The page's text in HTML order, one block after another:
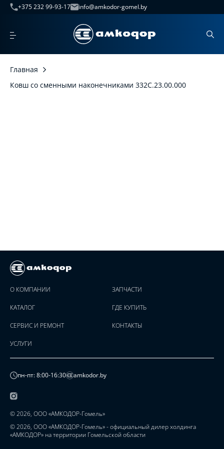
+375 232 99-93-17 info@amkodor-gomel.by
Главная
Ковш со сменными наконечниками 332С.23.00.000
О КОМПАНИИ
КАТАЛОГ
СЕРВИС И РЕМОНТ
УСЛУГИ
ЗАПЧАСТИ
ГДЕ КУПИТЬ
КОНТАКТЫ
пн-пт: 8:00-16:30 amkodor.by
© 2026, ООО «АМКОДОР-Гомель»
© 2026, ООО «АМКОДОР-Гомель» - официальный дилер холдинга
«АМКОДОР» на территории Гомельской области